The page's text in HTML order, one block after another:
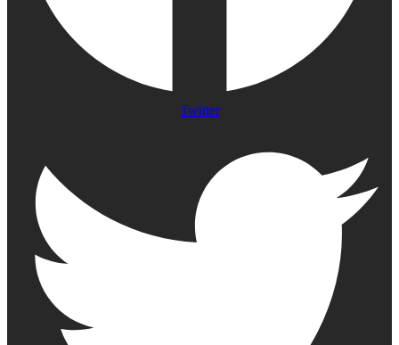
Twitter